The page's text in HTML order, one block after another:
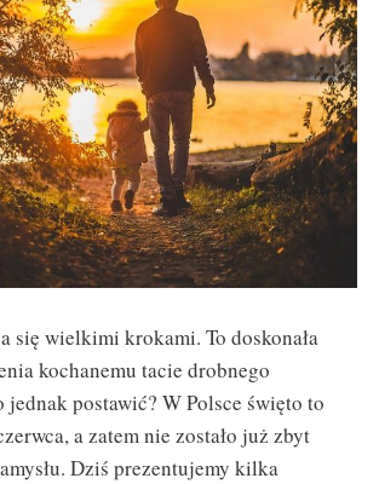
się wielkimi krokami. To doskonała
kochanemu tacie drobnego
postawić? W Polsce święto to
a zatem nie zostało już zbyt
Dziś prezentujemy kilka